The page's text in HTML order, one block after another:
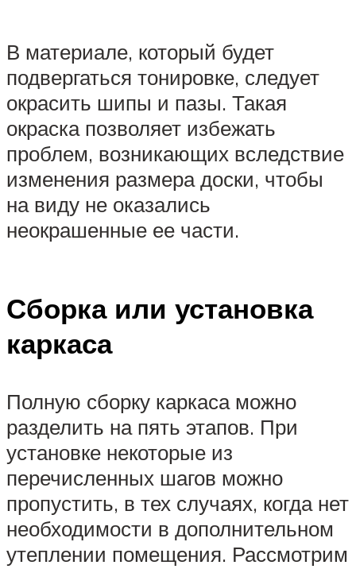
В материале, который будет
подвергаться тонировке, следует
окрасить шипы и пазы. Такая
окраска позволяет избежать
проблем, возникающих вследствие
изменения размера доски, чтобы
на виду не оказались
неокрашенные ее части.
Сборка или установка
каркаса
Полную сборку каркаса можно
разделить на пять этапов. При
установке некоторые из
перечисленных шагов можно
пропустить, в тех случаях, когда нет
необходимости в дополнительном
утеплении помещения. Рассмотрим